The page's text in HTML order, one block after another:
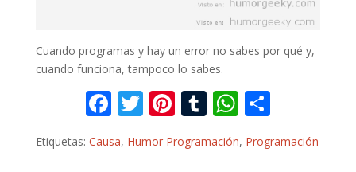
Cuando programas y hay un error no sabes por qué y,
cuando funciona, tampoco lo sabes.
F
ac
e
T
itt
Pi
er
T
u
m
W
h
at m
Etiquetas: Causa, Humor Programación, Programación